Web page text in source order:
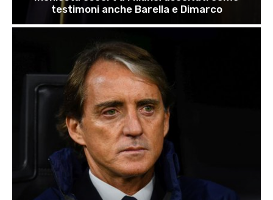
testimoni anche Barella e Dimarco